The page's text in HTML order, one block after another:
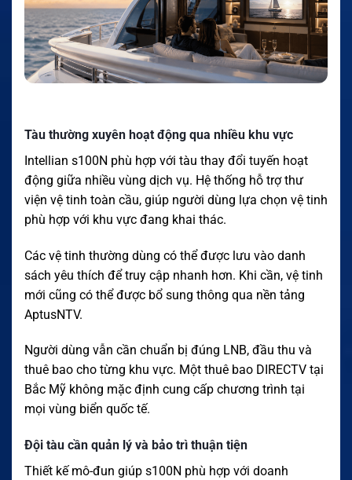
Tàu thường xuyên hoạt động qua nhiều khu vực
Intellian s100N phù hợp với tàu thay đổi tuyến hoạt
động giữa nhiều vùng dịch vụ. Hệ thống hỗ trợ thư
viện vệ tinh toàn cầu, giúp người dùng lựa chọn vệ tinh
phù hợp với khu vực đang khai thác.
Các vệ tinh thường dùng có thể được lưu vào danh
sách yêu thích để truy cập nhanh hơn. Khi cần, vệ tinh
mới cũng có thể được bổ sung thông qua nền tảng
AptusNTV.
Người dùng vẫn cần chuẩn bị đúng LNB, đầu thu và
thuê bao cho từng khu vực. Một thuê bao DIRECTV tại
Bắc Mỹ không mặc định cung cấp chương trình tại
mọi vùng biển quốc tế.
Đội tàu cần quản lý và bảo trì thuận tiện
Thiết kế mô-đun giúp s100N phù hợp với doanh